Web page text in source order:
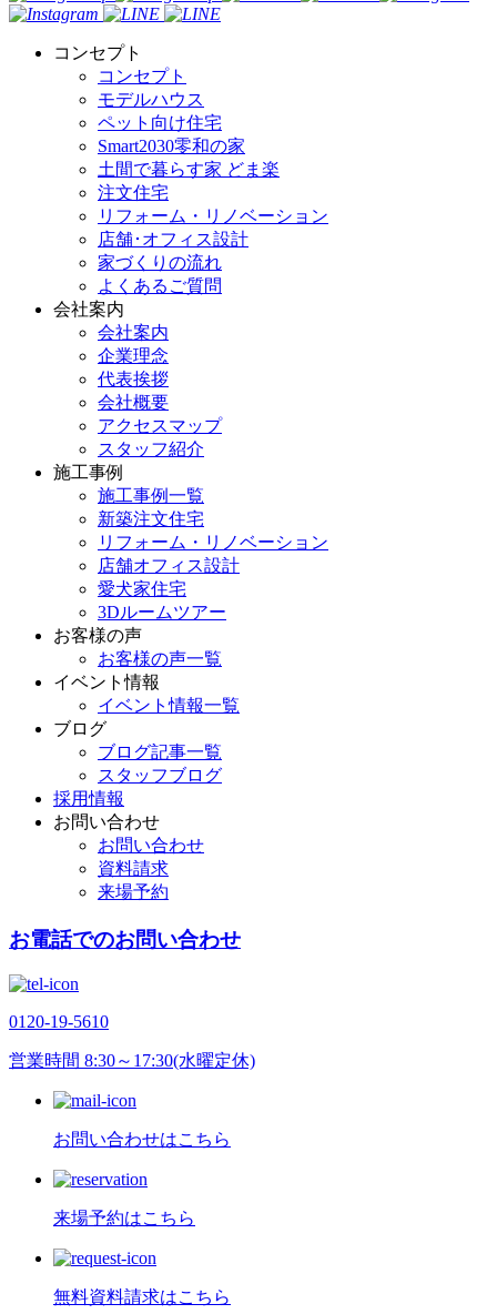
コンセプト
コンセプト
モデルハウス
ペット向け住宅
Smart2030零和の家
土間で暮らす家 どま楽
注文住宅
リフォーム・リノベーション
店舗･オフィス設計
家づくりの流れ
よくあるご質問
会社案内
会社案内
企業理念
代表挨拶
会社概要
アクセスマップ
スタッフ紹介
施工事例
施工事例一覧
新築注文住宅
リフォーム・リノベーション
店舗オフィス設計
愛犬家住宅
3Dルームツアー
お客様の声
お客様の声一覧
イベント情報
イベント情報一覧
ブログ
ブログ記事一覧
スタッフブログ
採用情報
お問い合わせ
お問い合わせ
資料請求
来場予約
お電話でのお問い合わせ
0120-19-5610
営業時間 8:30～17:30(水曜定休)
お問い合わせはこちら
来場予約はこちら
無料資料請求はこちら